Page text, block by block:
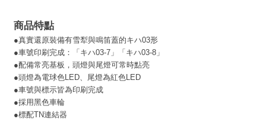
商品特點
●真實還原裝備有雪犁與鳴笛蓋的キハ03形
●車號印刷完成：「キハ03-7」「キハ03-8」
●配備常亮基板，頭燈與尾燈可常時點亮
●頭燈為電球色LED、尾燈為紅色LED
●車號與標示皆為印刷完成
●採用黑色車輪
●標配TN連結器